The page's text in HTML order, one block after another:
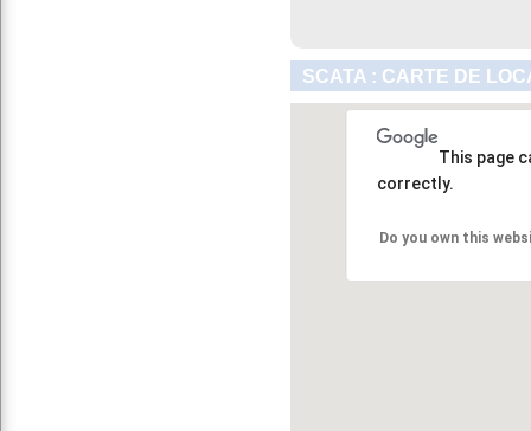
SCATA : CARTE DE
This page
correctly.
Do you own this